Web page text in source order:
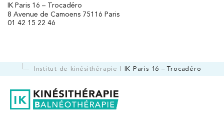
IK Paris 16 – Trocadéro
8 Avenue de Camoens 75116 Paris
01 42 15 22 46
Institut de kinésithérapie IK Paris 16 – Trocadéro